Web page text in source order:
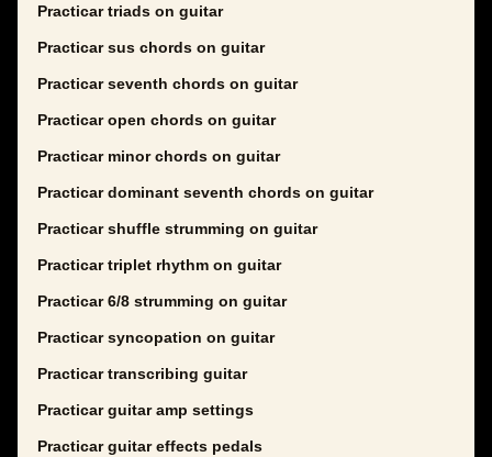
Practicar triads on guitar
Practicar sus chords on guitar
Practicar seventh chords on guitar
Practicar open chords on guitar
Practicar minor chords on guitar
Practicar dominant seventh chords on guitar
Practicar shuffle strumming on guitar
Practicar triplet rhythm on guitar
Practicar 6/8 strumming on guitar
Practicar syncopation on guitar
Practicar transcribing guitar
Practicar guitar amp settings
Practicar guitar effects pedals